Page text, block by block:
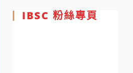
IBSC 粉絲專頁